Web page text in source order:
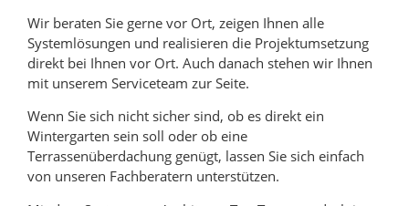
Wir beraten Sie gerne vor Ort, zeigen Ihnen alle
Systemlösungen und realisieren die Projektumsetzung
direkt bei Ihnen vor Ort. Auch danach stehen wir Ihnen
mit unserem Serviceteam zur Seite.
Wenn Sie sich nicht sicher sind, ob es direkt ein
Wintergarten sein soll oder ob eine
Terrassenüberdachung genügt, lassen Sie sich einfach
von unseren Fachberatern unterstützen.